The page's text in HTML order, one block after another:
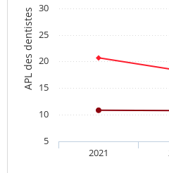
APL des dentistes
2021
5
10
15
20
25
30